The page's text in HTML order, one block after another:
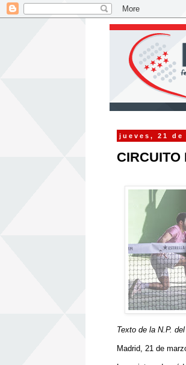
jueves, 21 de
CIRCUITO
Texto de la N.P.
Madrid, 21 de